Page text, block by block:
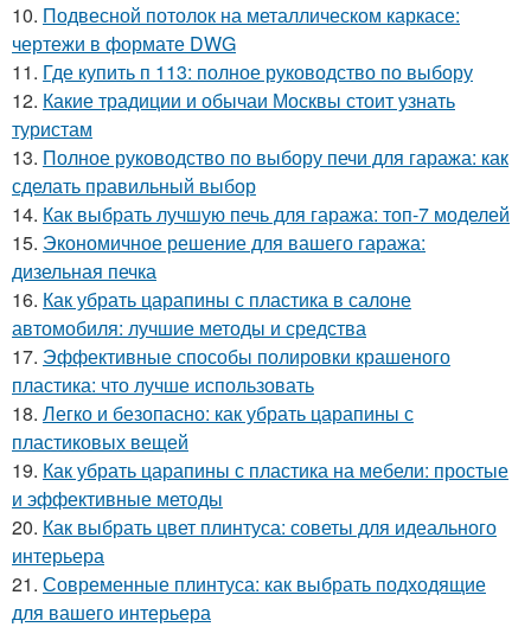
10. Подвесной потолок на металлическом каркасе:
чертежи в формате DWG
11. Где купить п 113: полное руководство по выбору
12. Какие традиции и обычаи Москвы стоит узнать
туристам
13. Полное руководство по выбору печи для гаража: как
сделать правильный выбор
14. Как выбрать лучшую печь для гаража: топ-7 моделей
15. Экономичное решение для вашего гаража:
дизельная печка
16. Как убрать царапины с пластика в салоне
автомобиля: лучшие методы и средства
17. Эффективные способы полировки крашеного
пластика: что лучше использовать
18. Легко и безопасно: как убрать царапины с
пластиковых вещей
19. Как убрать царапины с пластика на мебели: простые
и эффективные методы
20. Как выбрать цвет плинтуса: советы для идеального
интерьера
21. Современные плинтуса: как выбрать подходящие
для вашего интерьера